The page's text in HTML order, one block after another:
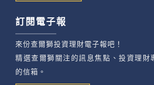
訂閱電子報
來份查爾獅投資理財電子報吧！
精選查爾獅關注的訊息焦點、投資理財
的信箱。